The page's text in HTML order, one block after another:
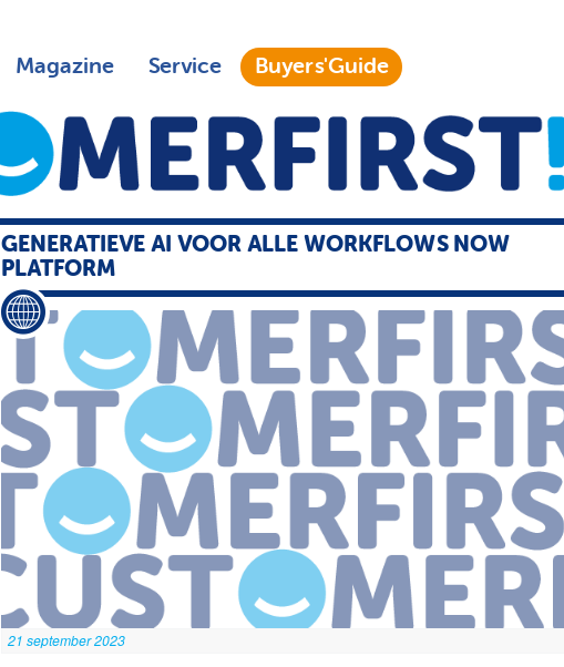
Magazine Service Buyers'Guide
GENERATIEVE AI VOOR ALLE WORKFLOWS NOW
PLATFORM
21 september 2023